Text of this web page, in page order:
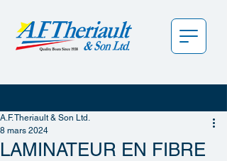
LAMINATEUR EN FIBRE
A.F. Theriault & Son Ltd.
8 mars 2024